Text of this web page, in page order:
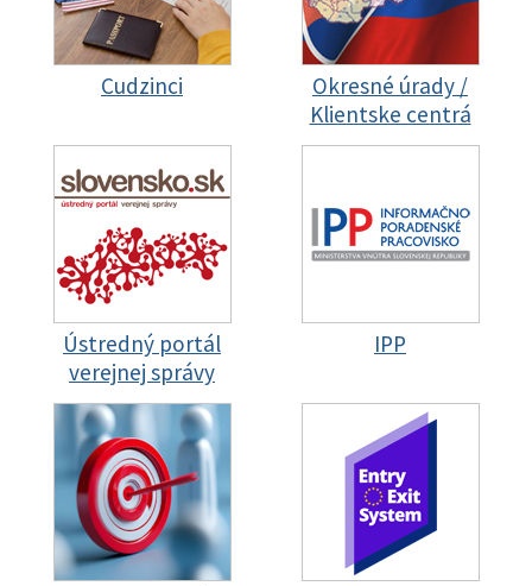
Cudzinci
Okresné úrady /
Klientske centrá
Ústredný portál
verejnej správy
IPP